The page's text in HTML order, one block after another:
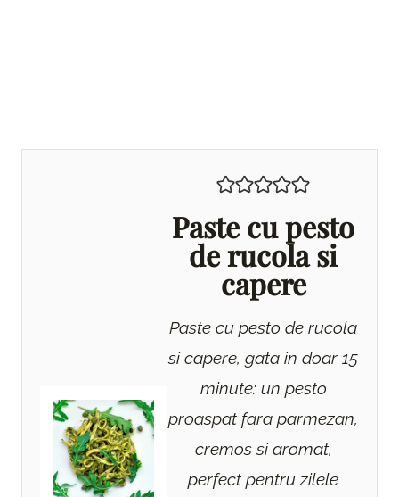
Paste cu pesto
de rucola si
capere
Paste cu pesto de rucola
si capere, gata in doar 15
minute: un pesto
proaspat fara parmezan,
cremos si aromat,
perfect pentru zilele